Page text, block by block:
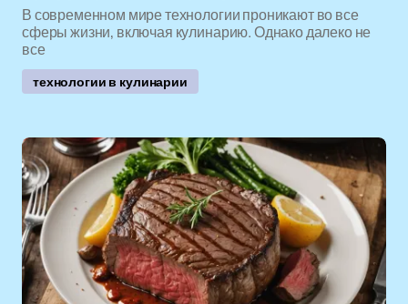
В современном мире технологии проникают во все
сферы жизни, включая кулинарию. Однако далеко не
все
технологии в кулинарии